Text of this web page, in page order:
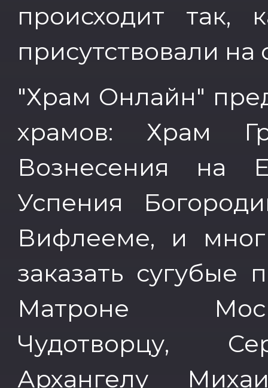
происходит
присутствовали на
"Храм Онлайн"
храмов: Храм
Вознесения на
Успения
Вифлееме, и
заказать сугубые
Матроне
Чудотворцу,
Архангелу